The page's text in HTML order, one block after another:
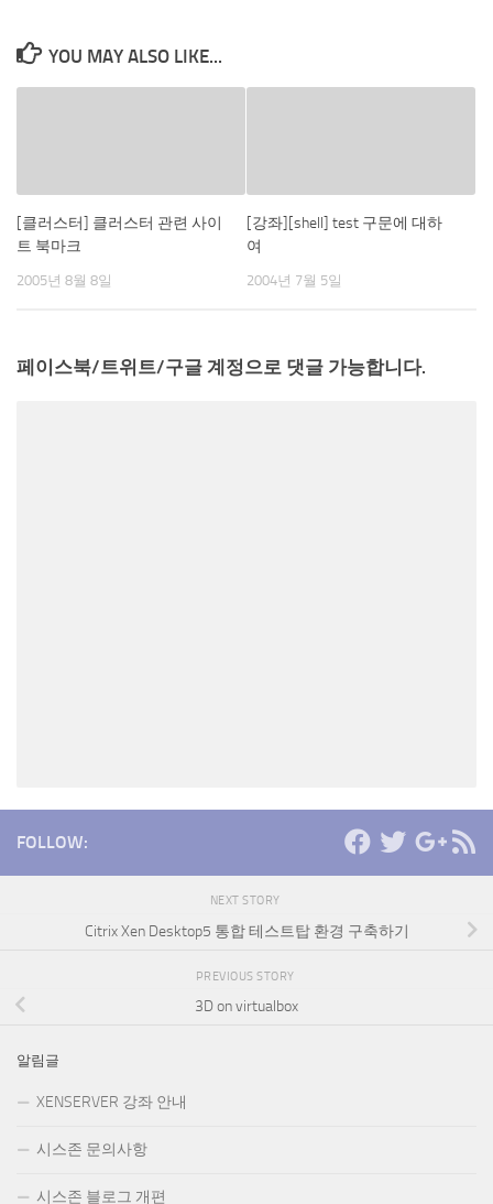
YOU MAY ALSO LIKE...
[클러스터] 클러스터 관련 사이
트 북마크
2005년 8월 8일
[강좌][shell] test 구문에 대하
여
2004년 7월 5일
페이스북/트위트/구글 계정으로 댓글 가능합니다.
FOLLOW:
NEXT STORY
Citrix Xen Desktop5 통합 테스트탑 환경 구축하기
PREVIOUS STORY
3D on virtualbox
알림글
XENSERVER 강좌 안내
시스존 문의사항
시스존 블로그 개편